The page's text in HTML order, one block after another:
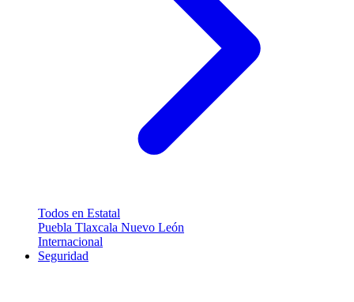
Todos en Estatal
Puebla Tlaxcala Nuevo León
Internacional
Seguridad